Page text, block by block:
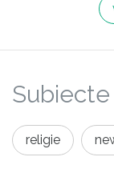
religie